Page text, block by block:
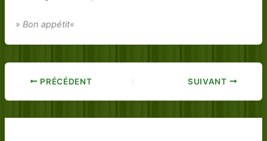
»Bon appétit«
PRÉCÉDENT SUIVANT